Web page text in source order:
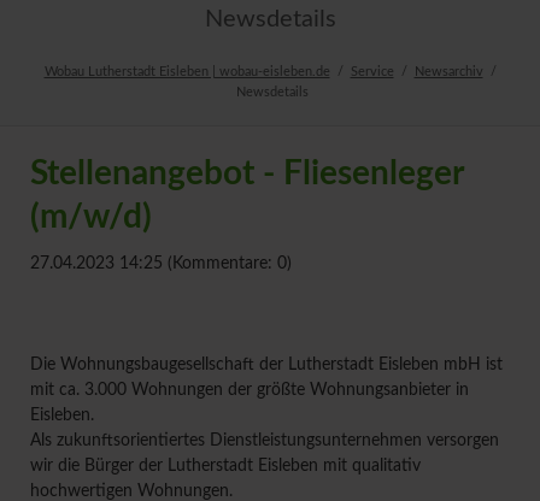
Newsdetails
Wobau Lutherstadt Eisleben | wobau-eisleben.de Service
Newsarchiv
Newsdetails
Stellenangebot - Fliesenleger
(m/w/d)
27.04.2023 14:25 (Kommentare: 0)
Die Wohnungsbaugesellschaft der Lutherstadt Eisleben mbH ist
mit ca. 3.000 Wohnungen der größte Wohnungsanbieter in
Eisleben.
Als zukunftsorientiertes Dienstleistungsunternehmen versorgen
wir die Bürger der Lutherstadt Eisleben mit qualitativ
hochwertigen Wohnungen.